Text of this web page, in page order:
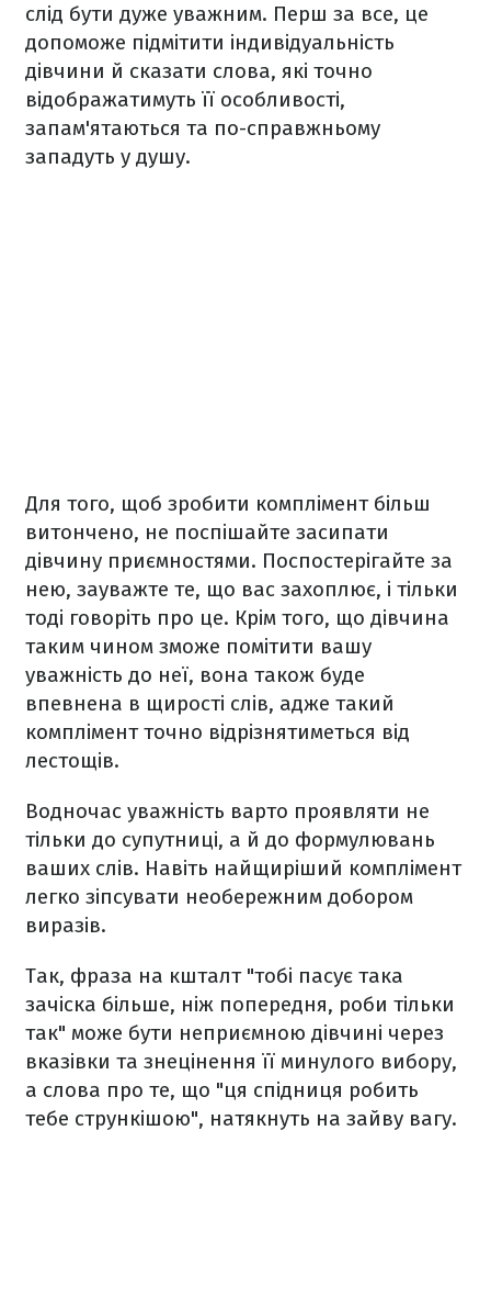
слід бути дуже уважним. Перш за все, це
допоможе підмітити індивідуальність
дівчини й сказати слова, які точно
відображатимуть її особливості,
запам'ятаються та по-справжньому
западуть у душу.
Для того, щоб зробити комплімент більш
витончено, не поспішайте засипати
дівчину приємностями. Поспостерігайте за
нею, зауважте те, що вас захоплює, і тільки
тоді говоріть про це. Крім того, що дівчина
таким чином зможе помітити вашу
уважність до неї, вона також буде
впевнена в щирості слів, адже такий
комплімент точно відрізнятиметься від
лестощів.
Водночас уважність варто проявляти не
тільки до супутниці, а й до формулювань
ваших слів. Навіть найщиріший комплімент
легко зіпсувати необережним добором
виразів.
Так, фраза на кшталт "тобі пасує така
зачіска більше, ніж попередня, роби тільки
так" може бути неприємною дівчині через
вказівки та знецінення її минулого вибору,
а слова про те, що "ця спідниця робить
тебе стрункішою", натякнуть на зайву вагу.